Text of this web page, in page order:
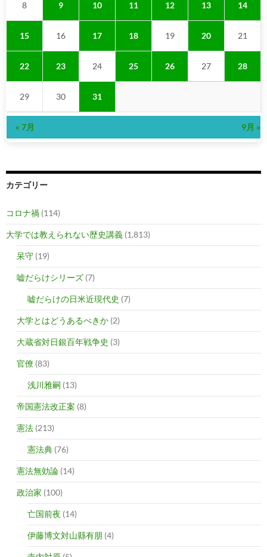
8 9 10 11 12 13 14
15 16 17 18 19 20 21
22 23 24 25 26 27 28
29 30 31
« 7月 9月 »
カテゴリー
コロナ禍 (114)
大学では教えられない歴史講義 (1,813)
呆守 (19)
嘘だらけシリーズ (7)
嘘だらけの日米近現代史 (7)
大学とはどうあるべきか (2)
大蔵省対日銀百年戦争史 (3)
官僚 (83)
浅川雅嗣 (13)
帝国憲法改正案 (8)
憲法 (213)
憲法典 (76)
憲法無効論 (14)
政治家 (100)
亡国前夜 (14)
伊藤博文対山縣有朋 (4)